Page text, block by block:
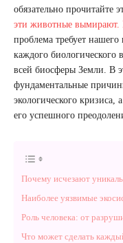
обязательно прочитайте
эти животные вымирают.
проблема требует
каждого биологического
всей биосферы Земли. В
фундаментальные
экологического
его успешного
Почему исчезают
Наиболее уязвимые
Роль человека: от
Что может сделать